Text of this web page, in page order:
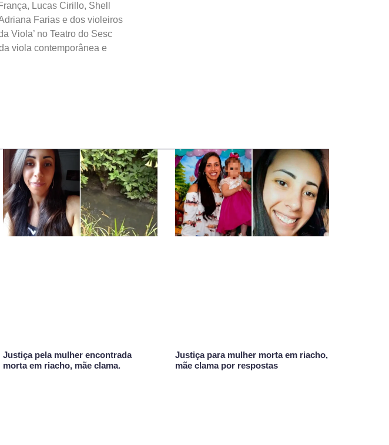
Lucas Cirillo, Shell
Farias e dos violeiros
Viola’ no Teatro do Sesc
viola contemporânea e
Justiça pela mulher encontrada
morta em riacho, mãe clama.
Justiça para mulher morta em riacho,
mãe clama por respostas